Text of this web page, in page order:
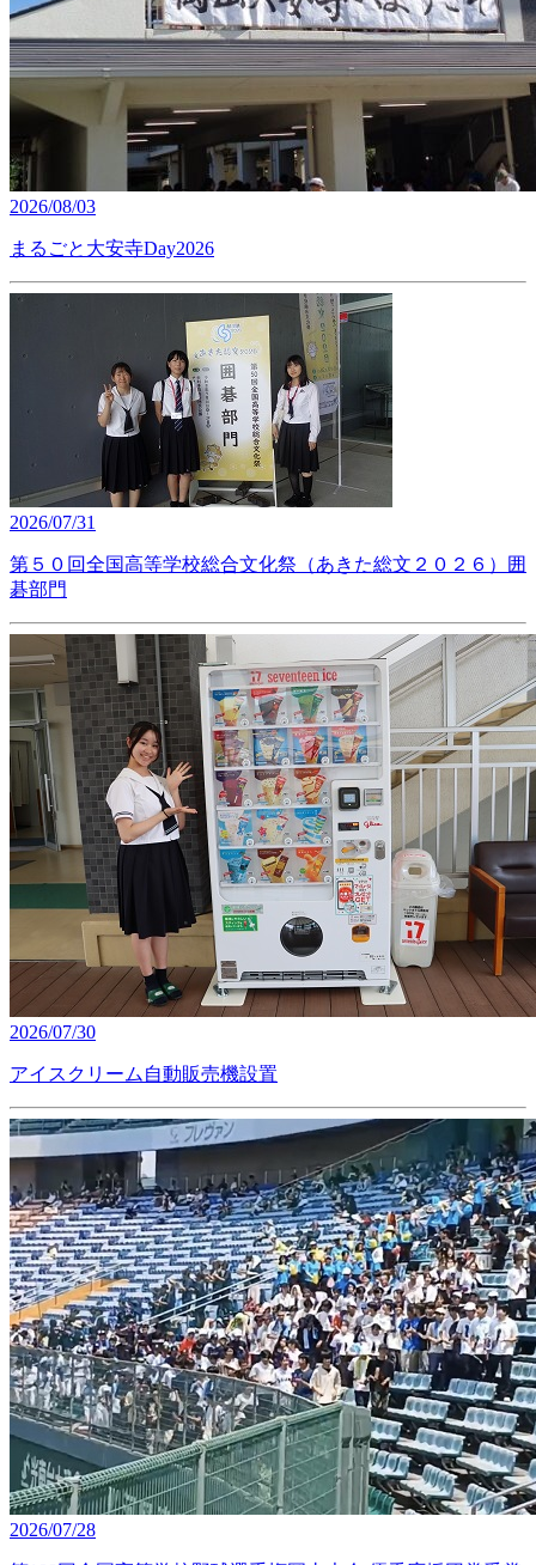
2026/08/03
まるごと大安寺Day2026
2026/07/31
第５０回全国高等学校総合文化祭（あきた総文２０２６）囲
碁部門
2026/07/30
アイスクリーム自動販売機設置
2026/07/28